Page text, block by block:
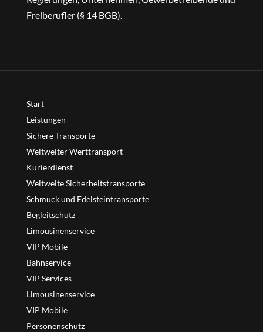
Freiberufler (§ 14 BGB).
Start
Leistungen
Sichere Transporte
Weltweiter Werttransport
Kurierdienst
Weltweite Sicherheitstransporte
Schmuck und Edelsteintransporte
Begleitschutz
Limousinenservice
VIP Mobile
Bahnservice
VIP Services
Limousinenservice
VIP Mobile
Personenschutz